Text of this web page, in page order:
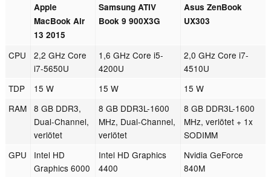
Apple
MacBook Air
13 2015
Samsung ATIV
Book 9 900X3G
Asus ZenBook
UX303
CPU
2,2 GHz Core
i7-5650U
1,6 GHz Core i5-
4200U
2,0 GHz Core i7-
4510U
TDP
15 W 15 W
15 W
RAM
8 GB DDR3,
Dual-Channel,
verlötet
8 GB DDR3L-1600
MHz, Dual-Channel,
verlötet
8 GB DDR3L-1600
MHz, verlötet + 1x
SODIMM
GPU
Intel HD
Graphics 6000
Intel HD Graphics
4400
Nvidia GeForce
840M